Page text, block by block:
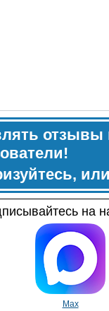
отзывы
на
Max